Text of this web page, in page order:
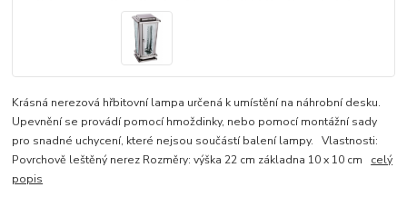
Krásná nerezová hřbitovní lampa určená k umístění na náhrobní desku.
Upevnění se provádí pomocí hmoždinky, nebo pomocí montážní sady
pro snadné uchycení, které nejsou součástí balení lampy. Vlastnosti:
Povrchově leštěný nerez Rozměry: výška 22 cm základna 10 x 10 cm celý
popis